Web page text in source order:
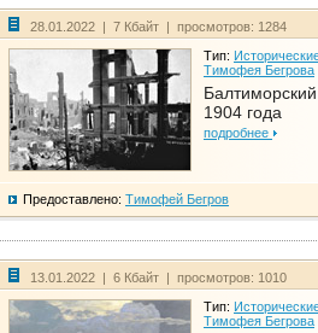
28.01.2022 | 7 Кбайт | просмотров: 1284
Тип:
Тимофея Бегрова
1904 года
подробнее
Предоставлено: Тимофей Бегров
13.01.2022 | 6 Кбайт | просмотров: 1010
Тип:
Тимофея Бегрова